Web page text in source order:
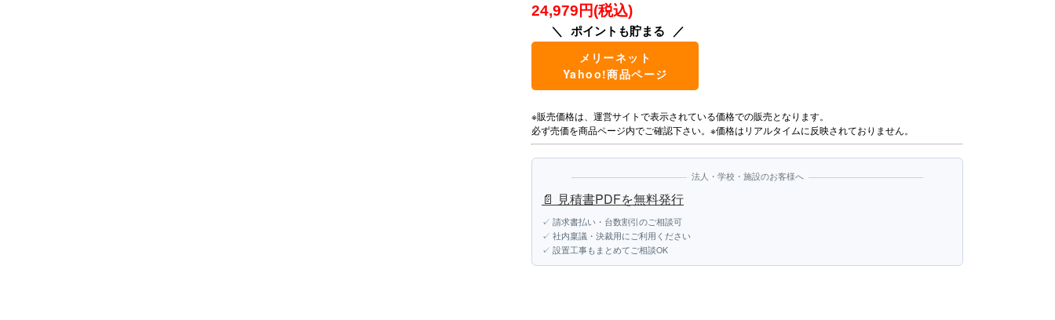
24,979円(税込)
ポイントも貯まる
メリーネット
Yahoo!商品ページ
※販売価格は、運営サイトで表示されている価格での販売となります。
必ず売価を商品ページ内でご確認下さい。※価格はリアルタイムに反映されておりません。
法人・学校・施設のお客様へ
📄 見積書PDFを無料発行
✓ 請求書払い・台数割引のご相談可
✓ 社内稟議・決裁用にご利用ください
✓ 設置工事もまとめてご相談OK